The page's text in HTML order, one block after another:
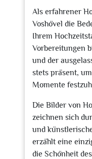
Als erfahrener
Voshövel die
Ihrem
Vorbereitungen
und der
stets präsent,
Momente
Die Bilder von
zeichnen sich
und
erzählt eine
die Schönheit